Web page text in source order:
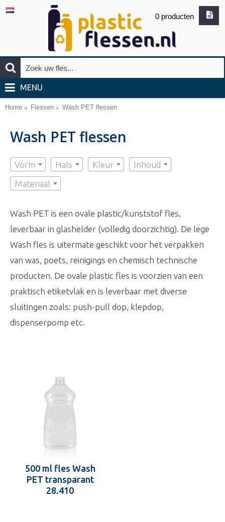
0 producten
MENU
Home Flessen Wash PET flessen
Wash PET flessen
Vorm Hals Kleur
Inhoud
Materiaal
Wash PET is een ovale plastic/kunststof fles,
leverbaar in glashelder (volledig doorzichtig). De lege
Wash fles is uitermate geschikt voor het verpakken
van was, poets, reinigings en chemisch technische
producten. De ovale plastic fles is voorzien van een
praktisch etiketvlak en is leverbaar met diverse
sluitingen zoals: push-pull dop, klepdop,
dispenserpomp etc.
500 ml fles Wash
PET transparant
28.410